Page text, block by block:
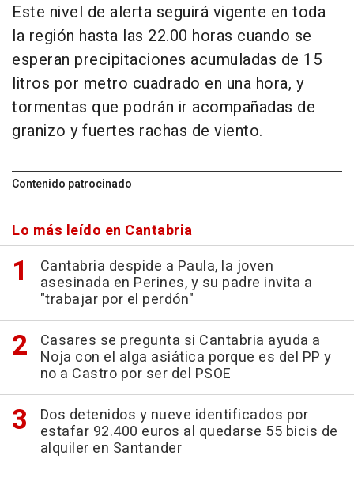
Este nivel de alerta seguirá vigente en toda
la región hasta las 22.00 horas cuando se
esperan precipitaciones acumuladas de 15
litros por metro cuadrado en una hora, y
tormentas que podrán ir acompañadas de
granizo y fuertes rachas de viento.
Contenido patrocinado
Lo más leído en Cantabria
Cantabria despide a Paula, la joven
asesinada en Perines, y su padre invita a
"trabajar por el perdón"
Casares se pregunta si Cantabria ayuda a
Noja con el alga asiática porque es del PP y
no a Castro por ser del PSOE
Dos detenidos y nueve identificados por
estafar 92.400 euros al quedarse 55 bicis de
alquiler en Santander